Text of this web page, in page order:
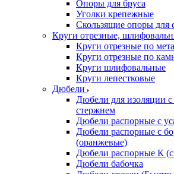
Опоры для бруса
Уголки крепежные
Скользящие опоры для
Круги отрезные,
Круги отрезные по
Круги отрезные по
Круги шлифовальные
Круги лепестковые
Дюбели
Дюбели для изоляции
стержнем
Дюбели распорные с
Дюбели распорные c
(оранжевые)
Дюбели распорные К
Дюбели бабочка